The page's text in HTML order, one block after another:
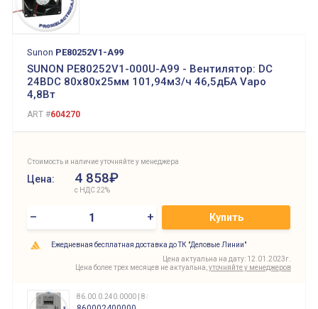
Sunon PE80252V1-A99
SUNON PE80252V1-000U-A99 - Вентилятор: DC
24ВDC 80x80x25мм 101,94м3/ч 46,5дБА Vapo
4,8Вт
ART #604270
Стоимость и наличие уточняйте у менеджера
Цена: 4 858₽
с НДС 22%
– + Купить
Ежедневная бесплатная доставка до ТК "Деловые Линии"
Цена актуальна на дату: 12.01.2023г.
Цена более трех месяцев не актуальна, уточняйте у менеджеров
86.00.0.240.0000 | 860002400000